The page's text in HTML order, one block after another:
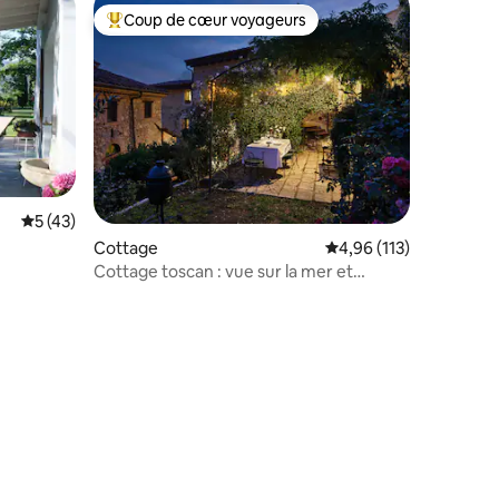
: 4,88 sur 5
appréciés
Évaluation moyenne sur la base de 43 commentaires : 5 sur 5
5 (43)
Coups de cœur voyageurs les plus appréciés
Coup de cœur voyageurs
Cottage Évaluation moyenne
4,96 (113)
Cottage toscan : vue sur la mer et